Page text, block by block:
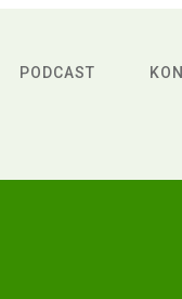
PODCAST